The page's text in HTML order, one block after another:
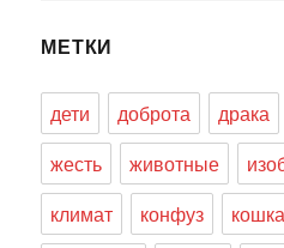
МЕТКИ
дети доброта драка
жесть
животные
климат
конфуз кошка